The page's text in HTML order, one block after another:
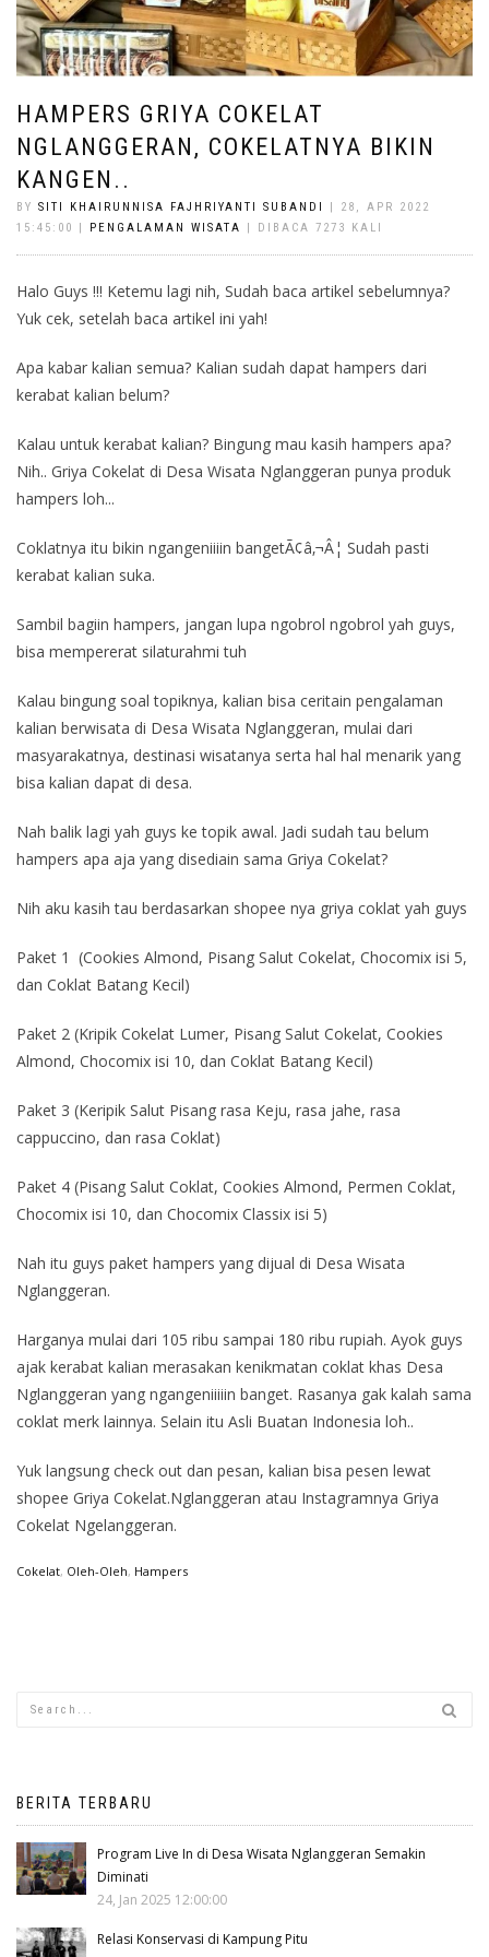
HAMPERS GRIYA COKELAT
NGLANGGERAN, COKELATNYA BIKIN
KANGEN..
BY SITI KHAIRUNNISA FAJHRIYANTI SUBANDI
| 28, APR 2022
15:45:00 | PENGALAMAN WISATA | DIBACA 7273 KALI
Halo Guys !!! Ketemu lagi nih, Sudah baca artikel sebelumnya?
Yuk cek, setelah baca artikel ini yah!
Apa kabar kalian semua? Kalian sudah dapat hampers dari
kerabat kalian belum?
Kalau untuk kerabat kalian? Bingung mau kasih hampers apa?
Nih.. Griya Cokelat di Desa Wisata Nglanggeran punya produk
hampers loh...
Coklatnya itu bikin ngangeniiiin bangetÃ¢â‚¬Â¦ Sudah pasti
kerabat kalian suka.
Sambil bagiin hampers, jangan lupa ngobrol ngobrol yah guys,
bisa mempererat silaturahmi tuh
Kalau bingung soal topiknya, kalian bisa ceritain pengalaman
kalian berwisata di Desa Wisata Nglanggeran, mulai dari
masyarakatnya, destinasi wisatanya serta hal hal menarik yang
bisa kalian dapat di desa.
Nah balik lagi yah guys ke topik awal. Jadi sudah tau belum
hampers apa aja yang disediain sama Griya Cokelat?
Nih aku kasih tau berdasarkan shopee nya griya coklat yah guys
Paket 1 (Cookies Almond, Pisang Salut Cokelat, Chocomix isi 5,
dan Coklat Batang Kecil)
Paket 2 (Kripik Cokelat Lumer, Pisang Salut Cokelat, Cookies
Almond, Chocomix isi 10, dan Coklat Batang Kecil)
Paket 3 (Keripik Salut Pisang rasa Keju, rasa jahe, rasa
cappuccino, dan rasa Coklat)
Paket 4 (Pisang Salut Coklat, Cookies Almond, Permen Coklat,
Chocomix isi 10, dan Chocomix Classix isi 5)
Nah itu guys paket hampers yang dijual di Desa Wisata
Nglanggeran.
Harganya mulai dari 105 ribu sampai 180 ribu rupiah. Ayok guys
ajak kerabat kalian merasakan kenikmatan coklat khas Desa
Nglanggeran yang ngangeniiiiin banget. Rasanya gak kalah sama
coklat merk lainnya. Selain itu Asli Buatan Indonesia loh..
Yuk langsung check out dan pesan, kalian bisa pesen lewat
shopee Griya Cokelat.Nglanggeran atau Instagramnya Griya
Cokelat Ngelanggeran.
Cokelat, Oleh-Oleh, Hampers
BERITA TERBARU
Program Live In di Desa Wisata Nglanggeran Semakin
Diminati
24, Jan 2025 12:00:00
Relasi Konservasi di Kampung Pitu